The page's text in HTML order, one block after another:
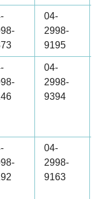
04-
2998-
9195
04-
2998-
9394
04-
2998-
9163